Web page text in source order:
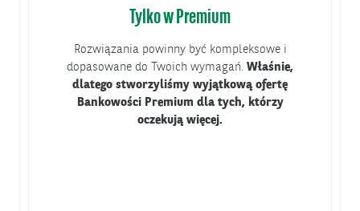
Tylko w Premium
Rozwiązania powinny być kompleksowe i
dopasowane do Twoich wymagań. Właśnie,
dlatego stworzyliśmy wyjątkową ofertę
Bankowości Premium dla tych, którzy
oczekują więcej.